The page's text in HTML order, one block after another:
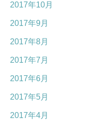
2017年10月
2017年9月
2017年8月
2017年7月
2017年6月
2017年5月
2017年4月